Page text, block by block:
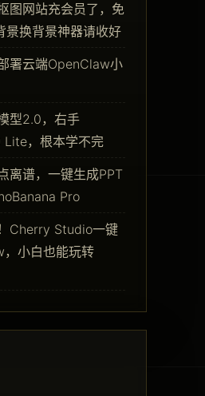
图网站充会员了，免
景换背景神器请收好
署云端OpenClaw小
型2.0，右手
，根本学不完
离谱，一键生成PPT
Pro
Cherry Studio一键
小白也能玩转